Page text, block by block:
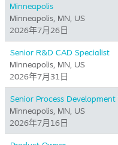
Minneapolis
Minneapolis, MN, US
2026年7月26日
Senior R&D CAD Specialist
Minneapolis, MN, US
2026年7月31日
Senior Process Development
Minneapolis, MN, US
2026年7月16日